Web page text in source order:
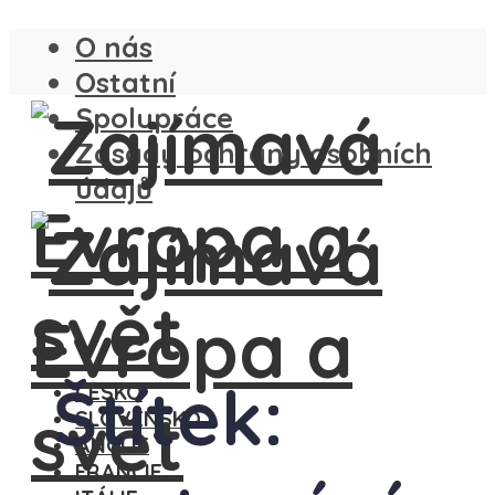
O nás
Ostatní
Spolupráce
Zásady ochrany osobních
údajů
ČESKO
SLOVENSKO
ANGLIE
FRANCIE
Štítek: